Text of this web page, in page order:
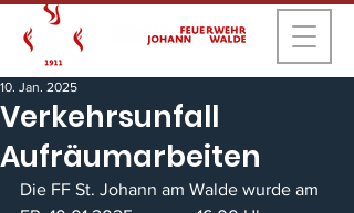
Verkehrsunfall
Aufräumarbeiten
10. Jan. 2025
Die FF St. Johann am Walde wurde am